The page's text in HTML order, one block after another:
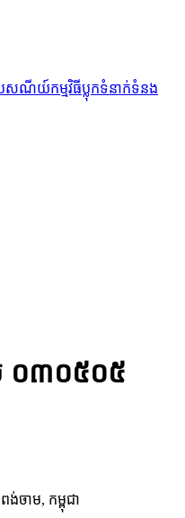
ៃសណីយ៍កម្មវិធីប្លុកទំនាក់ទំនង
០៣០៥០៥
ង់ចាម, កម្ពុជា